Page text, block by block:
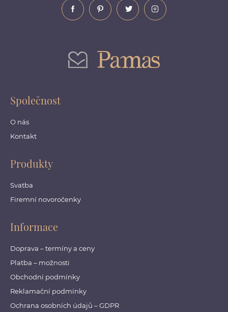
Společnost
O nás
Kontakt
Produkty
Svatba
Firemní novoročenky
Informace
Doprava – termíny a ceny
Platba – možnosti
Obchodní podmínky
Reklamační podmínky
Ochrana osobních údajů – GDPR